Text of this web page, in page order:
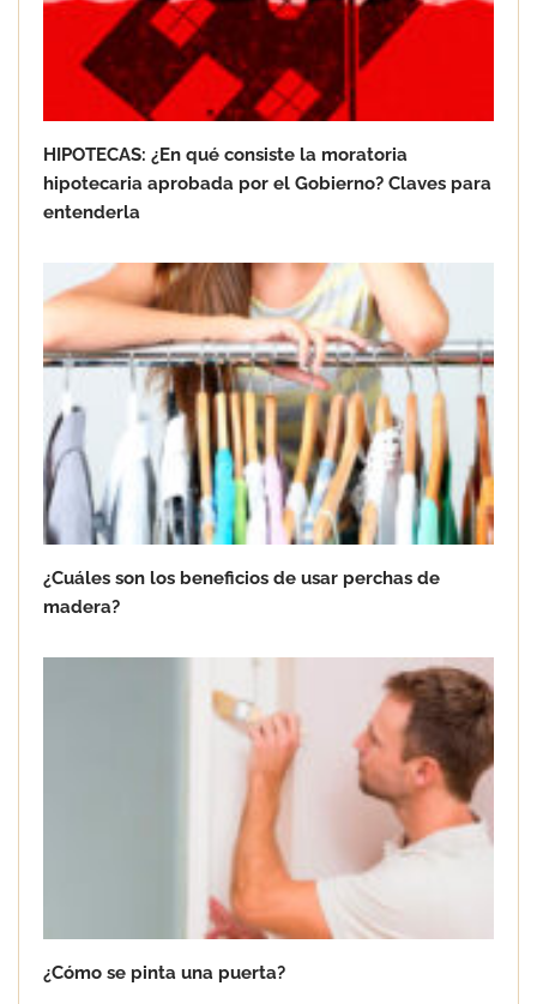
Goo! Lavanderías: el modelo que
revoluciona la colada inteligente junto
a Tormo Franquicias
HIPOTECAS: ¿En qué consiste la moratoria
hipotecaria aprobada por el Gobierno? Claves para
entenderla
¿Cuáles son los beneficios de usar perchas de
madera?
¿Cómo se pinta una puerta?